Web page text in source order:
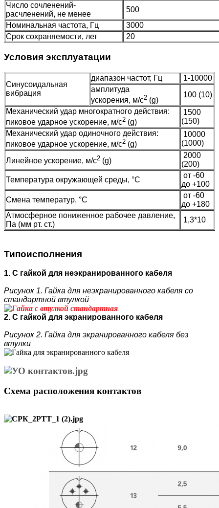
Число сочленений-
расчленений, не менее
500
Номинальная частота, Гц
3000
Срок сохраняемости, лет
20
Условия эксплуатации
Синусоидальная
вибрация
диапазон частот, Гц
1-10000
амплитуда
ускорения, м/с2 (g)
100 (10)
Механический удар многократного действия:
пиковое ударное ускорение, м/с2 (g)
1500
(150)
Механический удар одиночного действия:
пиковое ударное ускорение, м/с2 (g)
10000
(1000)
Линейное ускорение, м/с2 (g)
2000
(200)
Температура окружающей среды, °C
от -60
до +100
Смена температур, °C
от -60
до +180
Атмосферное пониженное рабочее давление,
Па (мм рт. ст.)
1,3*10
Типоисполнения
1. С гайкой для неэкранированного кабеля
Рисунок 1. Гайка для неэкранированного кабеля со
стандартной втулкой
2. С гайкой для экранированного кабеля
Рисунок 2. Гайка для экранированного кабеля без
втулки
Схема расположения контактов